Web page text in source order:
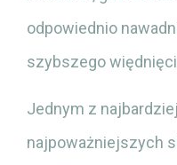
odpowiednio
szybszego
Jednym z
najpoważniejszych